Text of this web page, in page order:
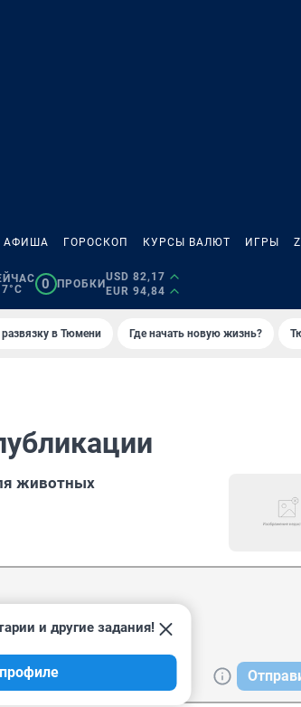
АФИША ГОРОСКОП КУРСЫ ВАЛЮТ ИГРЫ
0 ПРОБКИ
USD 82,17
EUR 94,84
в Тюмени Где начать новую жизнь?
животных
и другие задания!